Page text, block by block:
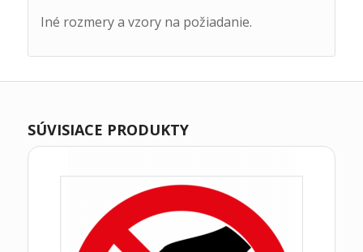
Iné rozmery a vzory na požiadanie.
SÚVISIACE PRODUKTY